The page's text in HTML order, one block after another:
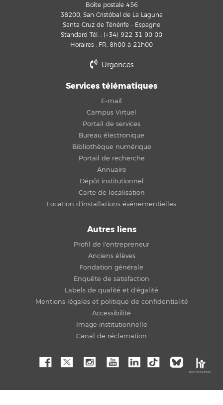
Boîte postale 456
38200, San Cristóbal de La Laguna
Santa Cruz de Ténérife - Espagne
Standard Tél. : (+34) 922 31 90 00
Horaires : FR, 8h00 à 21h00
Urgences
Services télématiques
E-mail
Campus Virtuel
Portail de services
Bureau électronique
Bibliothèque numérique
Portail de recherche
Annuaire
Dépôt institutionnel
Carte de localisation
Location d'installations événementielles
Autres liens
Profil de l'entrepreneur
Anciens élèves
Fondation générale
Enquête de satisfaction
Labels de qualité et d'égalité
Mentions légales et politique de confidentialité
Accessibilité
Image institutionnelle
Canal de réclamation